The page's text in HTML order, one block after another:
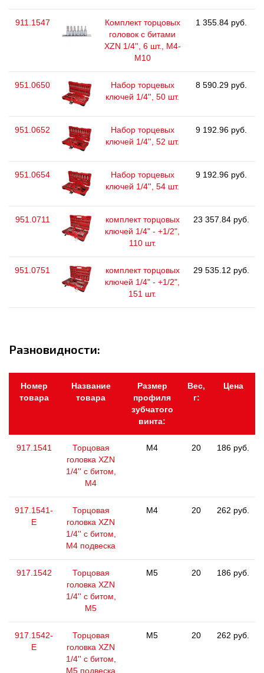
911.1547
Комплект торцовых
головок с битами
ХZN 1/4'', 6 шт., M4-
M10
1 355.84 руб.
951.0650
Набор торцевых
ключей 1/4'', 50 шт.
8 590.29 руб.
951.0652
Набор торцевых
ключей 1/4'', 52 шт.
9 192.96 руб.
951.0654
Набор торцевых
ключей 1/4'', 54 шт.
9 192.96 руб.
951.0711
комплект торцовых
ключей 1/4" - +1/2",
110 шт.
23 357.84 руб.
951.0751
комплект торцовых
ключей 1/4" - +1/2",
151 шт.
29 535.12 руб.
Разновидности:
Номер
товара
Название
товара
Размер
профиля
зубчатого
винта:
Вес,
г:
Цена
917.1541
Торцовая
головка XZN
1/4'' с битом,
M4
M4 20 186 руб.
917.1541-
E
Торцовая
головка XZN
1/4'' с битом,
M4 подвеска
M4 20 262 руб.
917.1542
Торцовая
головка XZN
1/4'' с битом,
M5
M5 20 186 руб.
917.1542-
E
Торцовая
головка XZN
1/4'' с битом,
M5 подвеска
M5 20 262 руб.